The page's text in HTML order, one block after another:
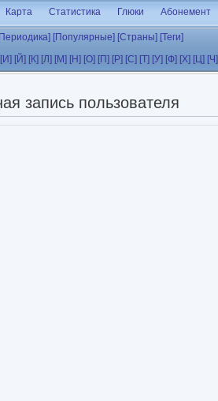
Карта Статистика Глюки Абонемент
[Популярные] [Страны] [Теги]
[И] [Й] [К] [Л] [М] [Н] [О] [П] [Р] [С] [Т] [У] [Ф] [Х] [Ц] [Ч]
запись пользователя